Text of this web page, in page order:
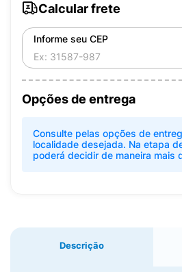
Calcular frete
Informe seu CEP
Opções de entrega
Consulte pelas opções de
localidade desejada. Na etapa
poderá decidir de maneira mais
Descrição